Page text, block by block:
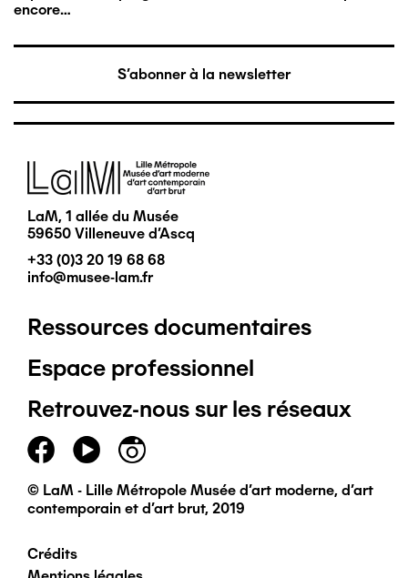
encore…
S'abonner à la newsletter
Image
LaM, 1 allée du Musée
59650 Villeneuve d'Ascq
+33 (0)3 20 19 68 68
info@musee-lam.fr
Pied
de
page
principal
Ressources documentaires
Espace professionnel
Retrouvez-nous sur les réseaux
© LaM - Lille Métropole Musée d'art moderne, d'art
contemporain et d'art brut, 2019
Pied
Crédits